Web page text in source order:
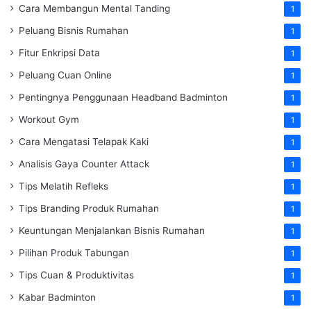
Cara Membangun Mental Tanding 1
Peluang Bisnis Rumahan 1
Fitur Enkripsi Data 1
Peluang Cuan Online 1
Pentingnya Penggunaan Headband Badminton 1
Workout Gym 1
Cara Mengatasi Telapak Kaki 1
Analisis Gaya Counter Attack 1
Tips Melatih Refleks 1
Tips Branding Produk Rumahan 1
Keuntungan Menjalankan Bisnis Rumahan 1
Pilihan Produk Tabungan 1
Tips Cuan & Produktivitas 1
Kabar Badminton 1